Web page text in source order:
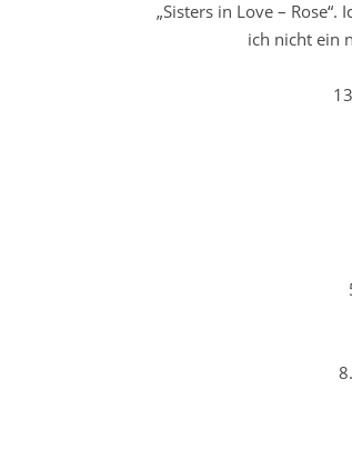
„Sisters in Love –
ich nicht ein